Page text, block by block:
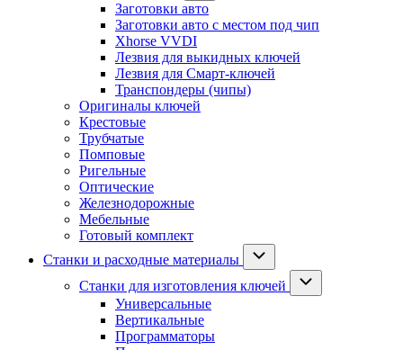
Заготовки авто
Заготовки авто с местом под чип
Xhorse VVDI
Лезвия для выкидных ключей
Лезвия для Смарт-ключей
Транспондеры (чипы)
Оригиналы ключей
Крестовые
Трубчатые
Помповые
Ригельные
Оптические
Железнодорожные
Мебельные
Готовый комплект
Станки и расходные материалы
Станки для изготовления ключей
Универсальные
Вертикальные
Программаторы